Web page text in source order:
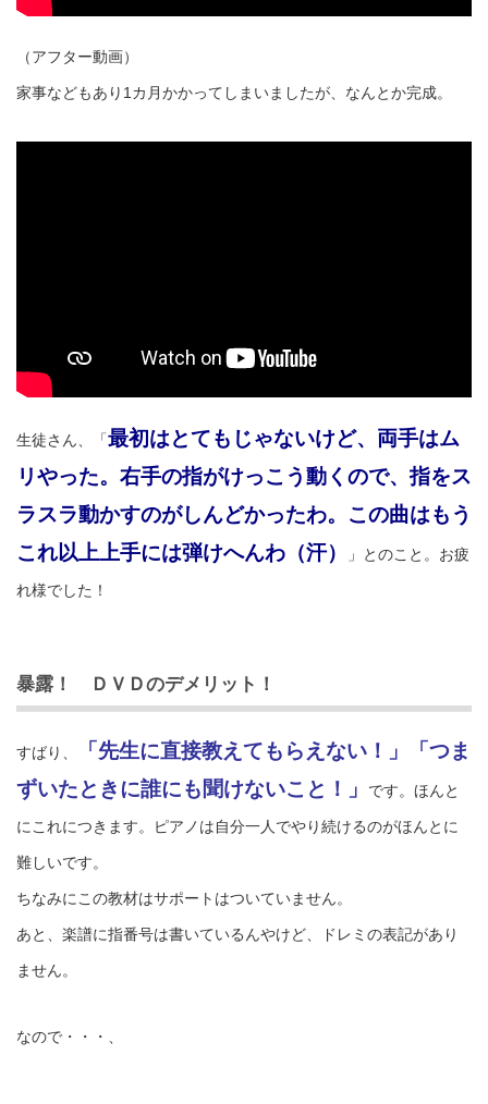
（アフター動画）
家事などもあり1カ月かかってしまいましたが、なんとか完成。
生徒さん、「最初はとてもじゃないけど、両手はム
リやった。右手の指がけっこう動くので、指をス
ラスラ動かすのがしんどかったわ。この曲はもう
これ以上上手には弾けへんわ（汗）
」とのこと。お疲
れ様でした！
暴露！ ＤＶＤのデメリット！
すばり、
「先生に直接教えてもらえない！」「つま
ずいたときに誰にも聞けないこと！」
です。ほんと
にこれにつきます。ピアノは自分一人でやり続けるのがほんとに
難しいです。
ちなみにこの教材はサポートはついていません。
あと、楽譜に指番号は書いているんやけど、ドレミの表記があり
ません。
なので・・・、